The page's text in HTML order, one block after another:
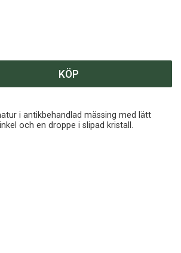
KÖP
i antikbehandlad mässing med lätt
och en droppe i slipad kristall.